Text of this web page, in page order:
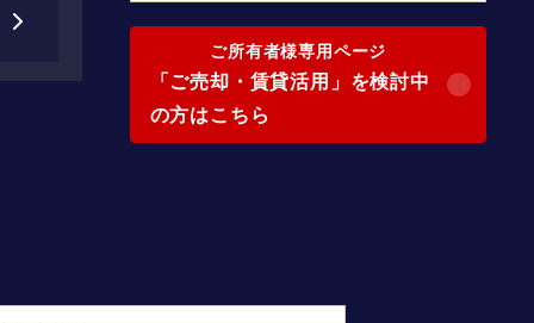
ご所有者様専用ページ
「ご売却・賃貸活用」を検討中
の方はこちら